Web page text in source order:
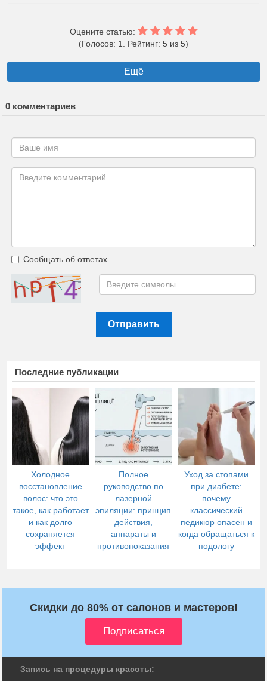
Оцените статью:
(Голосов: 1. Рейтинг: 5 из 5)
Ещё
0 комментариев
Сообщать об ответах
Отправить
Последние публикации
Холодное
восстановление
волос: что это
такое, как работает
и как долго
сохраняется
эффект
Полное
руководство по
лазерной
эпиляции: принцип
действия,
аппараты и
противопоказания
Уход за стопами
при диабете:
почему
классический
педикюр опасен и
когда обращаться к
подологу
Скидки до 80% от салонов и мастеров!
Запись на процедуры красоты: